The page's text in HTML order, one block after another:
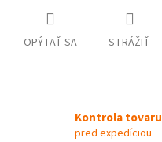
OPÝTAŤ SA STRÁŽIŤ
Kontrola tovaru
pred expedíciou